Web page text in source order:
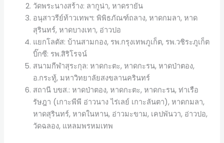
วัดพระนางสร้าง: ลากูน่า, หาดรายัน
อนุสาวรีย์ท้าวเทพฯ: พิพิธภัณฑ์ถลาง, หาดกมลา, หาด
สุรินทร์, หาดบางเทา, อ่าวปอ
แยกโลตัส: บ้านสามกอง, รพ.กรุงเทพภูเก็ต, รพ.วชิระภูเก็ต
บิ๊กซี: รพ.สิริโรจน์
สนามกีฬาสุระกุล: หาดกะตะ, หาดกะรน, หาดป่าตอง,
อ.กระทู้, มหาวิทยาลัยสงขลานครินทร์
สถานี บขส.: หาดป่าตอง, หาดกะตะ, หาดกะรน, ท่าเรือ
รัษฎา (เกาะพีพี อ่าวนาง ไร่เลย์ เกาะลันตา), หาดกมลา,
หาดสุรินทร์, หาดในหาน, อ่าวมะขาม, เคปพันวา, อ่าวปอ,
วัดฉลอง, แหลมพรหมเทพ